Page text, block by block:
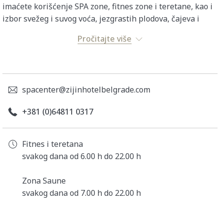
imaćete korišćenje SPA zone, fitnes zone i teretane, kao i
izbor svežeg i suvog voća, jezgrastih plodova, čajeva i
GRATIS korišćenje Spa zone u trajanju od 2 sata.
OSNOVNI PAKET
Bademantil, peškire i papuče dobijate od nas na
Sauna
Parno kupatilo
Prostor za relaksaciju sa sunčanom terasom tokom
letnjih meseci
Moderna teretana za kardio i trening snage
OGRANIČEN BROJ MESTA ZA DNEVNI SPA
Pročitajte više
spacenter@zijinhotelbelgrade.com
+381 (0)64811 0317
Fitnes i teretana
svakog dana od 6.00 h do 22.00 h
Zona Saune
svakog dana od 7.00 h do 22.00 h